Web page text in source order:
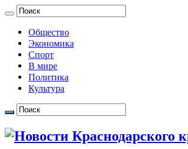
Общество
Экономика
Спорт
В мире
Политика
Культура